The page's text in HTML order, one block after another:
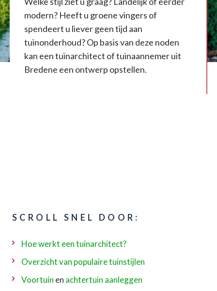
modern? Heeft u groene vingers of
spendeert u liever geen tijd aan
tuinonderhoud? Op basis van deze noden
kan een tuinarchitect of tuinaannemer uit
Bredene een ontwerp opstellen.
SCROLL SNEL DOOR:
Hoe werkt een tuinarchitect?
Overzicht van populaire tuinstijlen
Voortuin en achtertuin aanleggen